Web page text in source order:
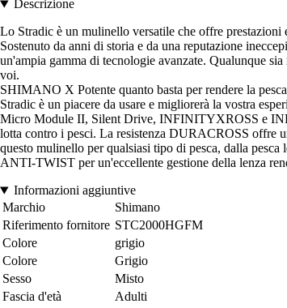
Descrizione
Lo Stradic è un mulinello versatile che offre
Sostenuto da anni di storia e da una reputazione
un'ampia gamma di tecnologie avanzate. Qualunque
voi.
SHIMANO X Potente quanto basta per rendere la
Stradic è un piacere da usare e migliorerà la vostra
Micro Module II, Silent Drive, INFINITYXROSS e
lotta contro i pesci. La resistenza DURACROSS offre
questo mulinello per qualsiasi tipo di pesca, dalla
ANTI-TWIST per un'eccellente gestione della lenza
Informazioni aggiuntive
Marchio
Shimano
Riferimento fornitore STC2000HGFM
Colore
grigio
Colore
Grigio
Sesso
Misto
Fascia d'età
Adulti